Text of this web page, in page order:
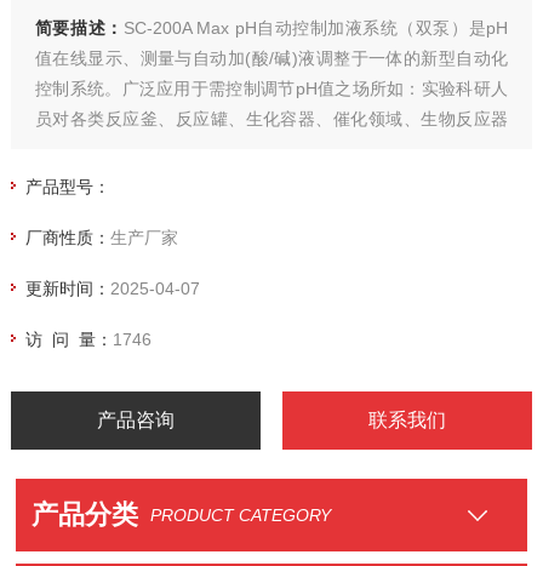
简要描述： SC-200A Max pH自动控制加液系统（双泵）是pH
值在线显示、测量与自动加(酸/碱)液调整于一体的新型自动化
控制系统。广泛应用于需控制调节pH值之场所如：实验科研人
员对各类反应釜、反应罐、生化容器、催化领域、生物反应器
产品型号：
厂商性质： 生产厂家
更新时间： 2025-04-07
访 问 量： 1746
产品咨询 联系我们
产品分类 PRODUCT CATEGORY